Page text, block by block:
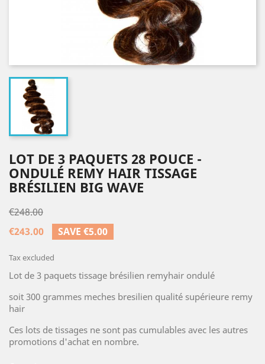
LOT DE 3 PAQUETS 28 POUCE -
ONDULÉ REMY HAIR TISSAGE
BRÉSILIEN BIG WAVE
€248.00
€243.00
SAVE €5.00
Tax excluded
Lot de 3 paquets tissage brésilien remyhair ondulé
soit 300 grammes meches bresilien qualité supérieure remy
hair
Ces lots de tissages ne sont pas cumulables avec les autres
promotions d'achat en nombre.